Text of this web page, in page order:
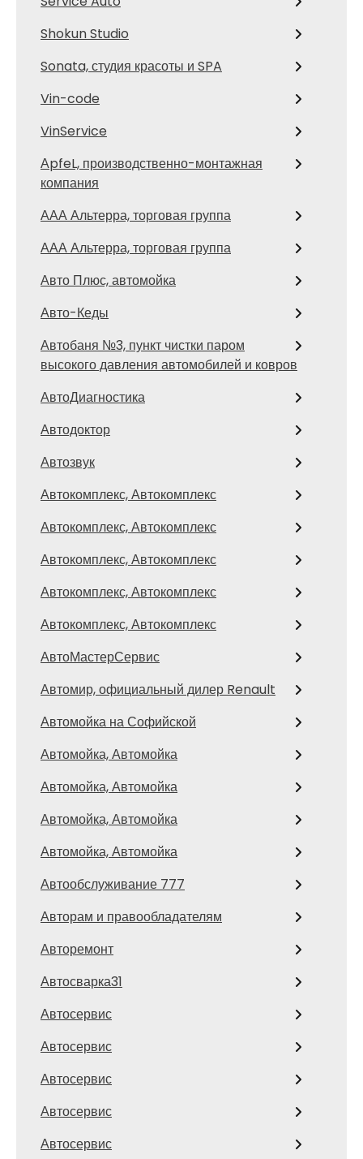
Shokun Studio
Sonata, студия красоты и SPA
Vin-code
VinService
АpfeL, производственно-монтажная
компания
ААА Альтерра, торговая группа
ААА Альтерра, торговая группа
Авто Плюс, автомойка
Авто-Кеды
Автобаня №3, пункт чистки паром
высокого давления автомобилей и ковров
АвтоДиагностика
Автодоктор
Автозвук
Автокомплекс, Автокомплекс
Автокомплекс, Автокомплекс
Автокомплекс, Автокомплекс
Автокомплекс, Автокомплекс
Автокомплекс, Автокомплекс
АвтоМастерСервис
Автомир, официальный дилер Renault
Автомойка на Софийской
Автомойка, Автомойка
Автомойка, Автомойка
Автомойка, Автомойка
Автомойка, Автомойка
Автообслуживание 777
Авторам и правообладателям
Авторемонт
Автосварка31
Автосервис
Автосервис
Автосервис
Автосервис
Автосервис